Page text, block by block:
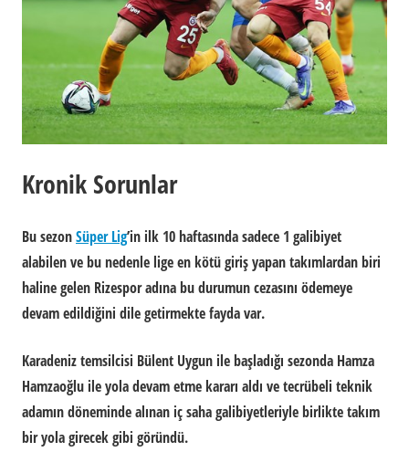
Kronik Sorunlar
Bu sezonSüper Lig’in ilk 10 haftasında sadece 1 galibiyet
alabilen ve bu nedenle lige en kötü giriş yapan takımlardan biri
haline gelen Rizespor adına bu durumun cezasını ödemeye
devam edildiğini dile getirmekte fayda var.
Karadeniz temsilcisi Bülent Uygun ile başladığı sezonda Hamza
Hamzaoğlu ile yola devam etme kararı aldı ve tecrübeli teknik
adamın döneminde alınan iç saha galibiyetleriyle birlikte takım
bir yola girecek gibi göründü.